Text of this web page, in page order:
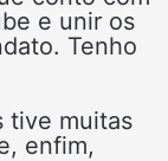
e unir os
Tenho
tive muitas
enfim,